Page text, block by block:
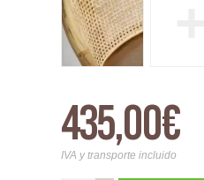
435,00€
IVA y transporte incluido